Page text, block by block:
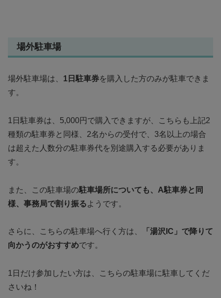
場外駐車場
場外駐車場は、 1日駐車券を購入した方のみが駐車できま
す。
1日駐車券は、5,000円で購入できますが、こちらも上記2
種類の駐車券と同様、2名からの受付で、3名以上の場合
は超えた人数分の駐車券代を別途購入する必要がありま
す。
また、この駐車場の駐車場所についても、A駐車券と同
様、事務局で割り振るようです。
さらに、こちらの駐車場へ行く方は、
「湯沢IC」で降りて
向かうのがおすすめです。
1日だけ参加したい方は、こちらの駐車場に駐車してくだ
さいね！